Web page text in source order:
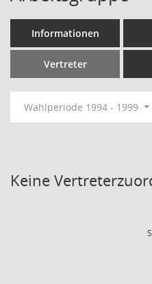
Informationen
Vertreter
Wahlperiode 1994 - 1999
Keine